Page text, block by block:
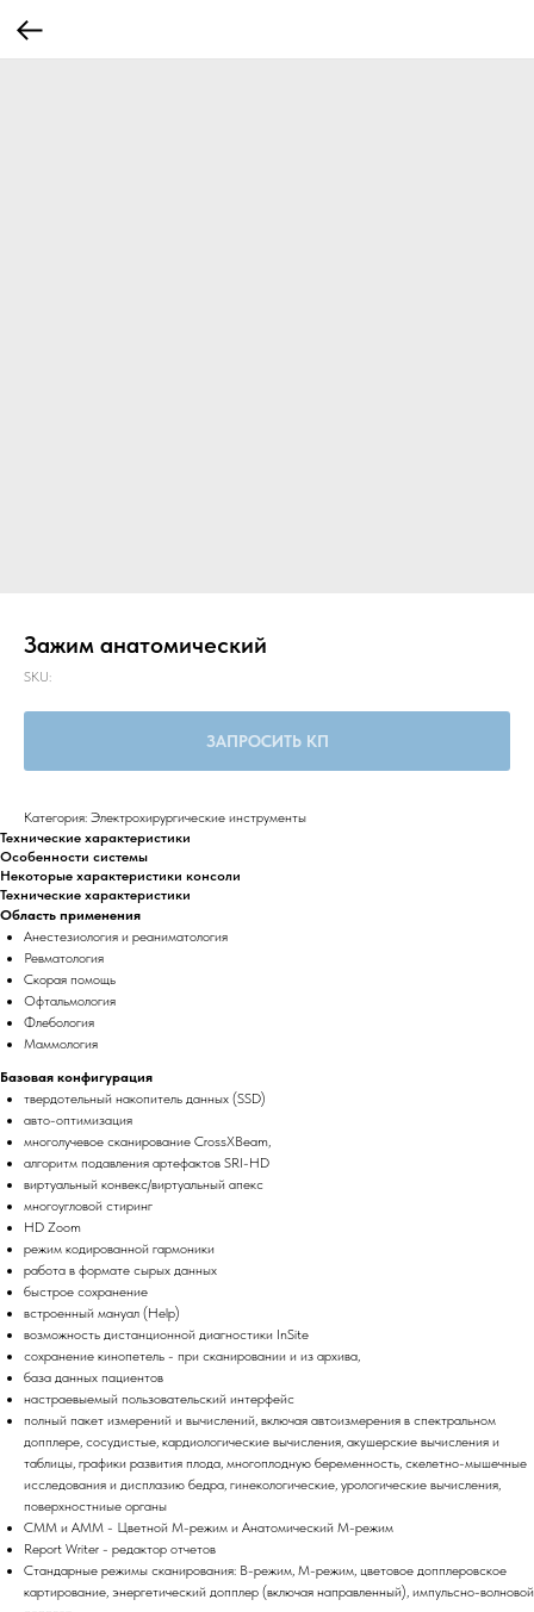
Зажим анатомический
SKU:
ЗАПРОСИТЬ КП
Категория: Электрохирургические инструменты
Технические характеристики
Особенности системы
Некоторые характеристики консоли
Технические характеристики
Область применения
Анестезиология и реаниматология
Ревматология
Скорая помощь
Офтальмология
Флебология
Маммология
Базовая конфигурация
твердотельный накопитель данных (SSD)
авто-оптимизация
многолучевое сканирование CrossXBeam,
алгоритм подавления артефактов SRI-HD
виртуальный конвекс/виртуальный апекс
многоугловой стиринг
HD Zoom
режим кодированной гармоники
работа в формате сырых данных
быстрое сохранение
вcтроенный мануал (Help)
возможность дистанционной диагностики InSite
сохранение кинопетель - при сканировании и из архива,
база данных пациентов
настраевыемый пользовательский интерфейс
полный пакет измерений и вычислений, включая автоизмерения в спектральном
допплере, сосудистые, кардиологические вычисления, акушерские вычисления и
таблицы, графики развития плода, многоплодную беременность, скелетно-мышечные
исследования и дисплазию бедра, гинекологические, урологические вычисления,
поверхностниые органы
CMM и AMM - Цветной М-режим и Анатомический М-режим
Report Writer - редактор отчетов
Стандарные режимы сканирования: В-режим, М-режим, цветовое допплеровское
картирование, энергетический допплер (включая направленный), импульсно-волновой